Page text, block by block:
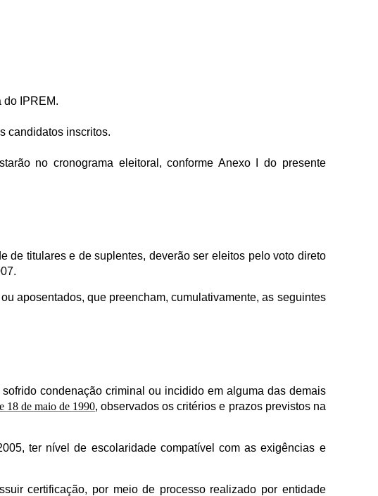
do IPREM.
candidatos inscritos.
no cronograma eleitoral, conforme Anexo I do presente
de titulares e de suplentes, deverão ser eleitos pelo voto direto
aposentados, que preencham, cumulativamente, as seguintes
condenação criminal ou incidido em alguma das demais
18 de maio de 1990, observados os critérios e prazos previstos na
ter nível de escolaridade compatível com as exigências e
certificação, por meio de processo realizado por entidade